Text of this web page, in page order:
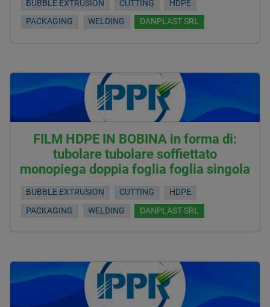
BUBBLE EXTRUSION CUTTING
HDPE
PACKAGING
WELDING DANPLAST SRL
FILM HDPE IN BOBINA in forma di:
tubolare tubolare soffiettato
monopiega doppia foglia foglia singola
BUBBLE EXTRUSION CUTTING
HDPE
PACKAGING
WELDING DANPLAST SRL